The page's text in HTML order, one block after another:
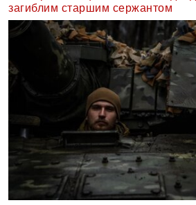
загиблим старшим сержантом